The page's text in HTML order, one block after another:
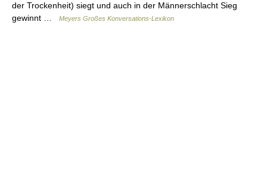
der Trockenheit) siegt und auch in der Männerschlacht Sieg
gewinnt …
Meyers Großes Konversations-Lexikon